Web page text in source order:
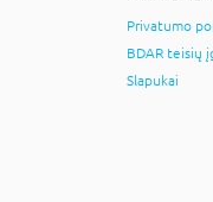
Privatumo
BDAR teisių
Slapukai